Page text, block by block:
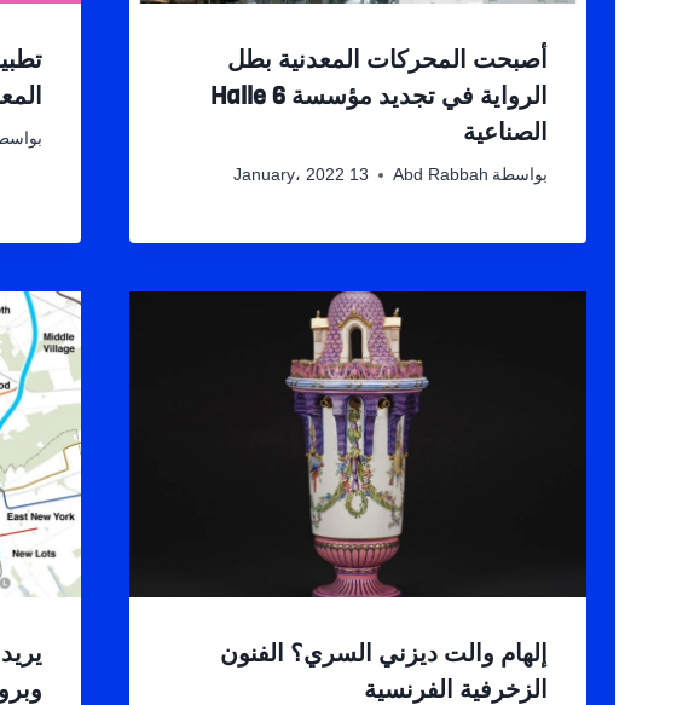
أصبحت المحركات المعدنية بطل
الرواية في تجديد مؤسسة Halle 6
الصناعية
بواسطة Abd Rabbah 13 January، 2022
إلهام والت ديزني السري؟ الفنون
الزخرفية الفرنسية